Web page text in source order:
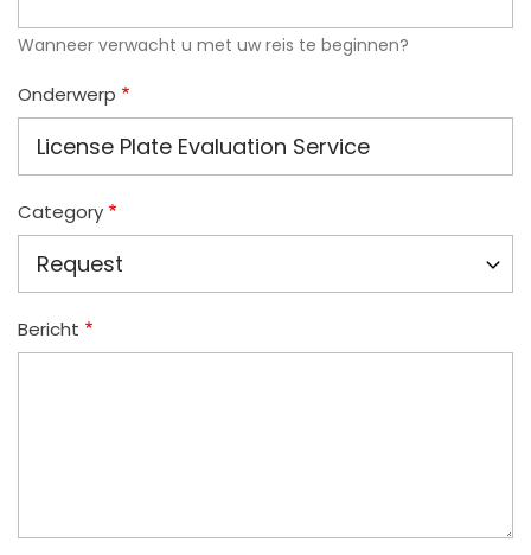
Wanneer verwacht u met uw reis te beginnen?
Onderwerp
Category
Bericht